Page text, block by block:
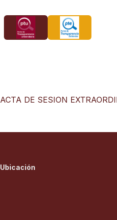
al
contenido
ACTA DE SESION
Ubicación